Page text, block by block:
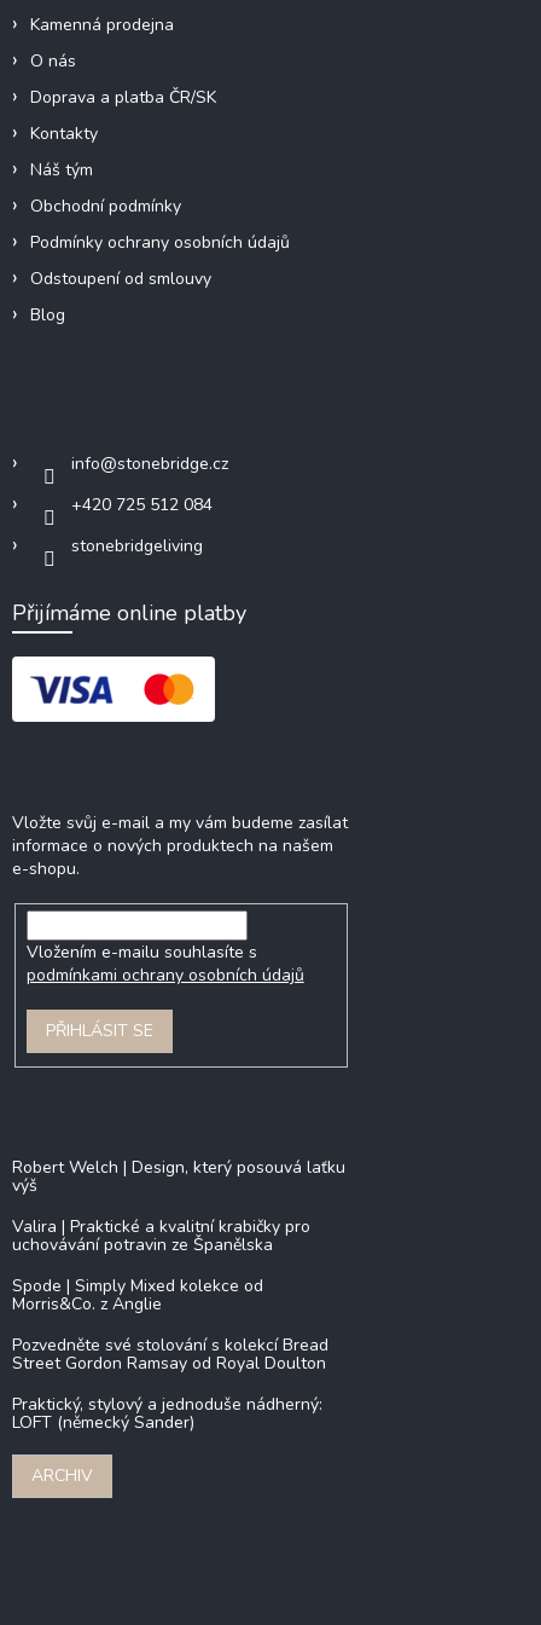
Kamenná prodejna
O nás
Doprava a platba ČR/SK
Kontakty
Náš tým
Obchodní podmínky
Podmínky ochrany osobních údajů
Odstoupení od smlouvy
Blog
info@stonebridge.cz
+420 725 512 084
stonebridgeliving
Přijímáme online platby
Vložte svůj e-mail a my vám budeme zasílat
informace o nových produktech na našem
e-shopu.
Vložením e-mailu souhlasíte s
podmínkami ochrany osobních údajů
PŘIHLÁSIT SE
Robert Welch | Design, který posouvá laťku
výš
Valira | Praktické a kvalitní krabičky pro
uchovávání potravin ze Španělska
Spode | Simply Mixed kolekce od
Morris&Co. z Anglie
Pozvedněte své stolování s kolekcí Bread
Street Gordon Ramsay od Royal Doulton
Praktický, stylový a jednoduše nádherný:
LOFT (německý Sander)
ARCHIV